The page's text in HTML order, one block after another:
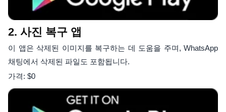
2. 사진 복구 앱
이 앱은 삭제된 이미지를 복구하는 데 도움을 주며, WhatsApp
채팅에서 삭제된 파일도 포함됩니다.
가격: $0